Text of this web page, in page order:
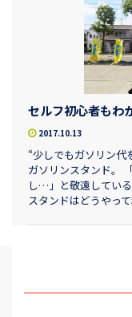
2017.10.13
“少しでもガソリン代
ガソリンスタンド。
し…」と敬遠してい
スタンドはどうやっ